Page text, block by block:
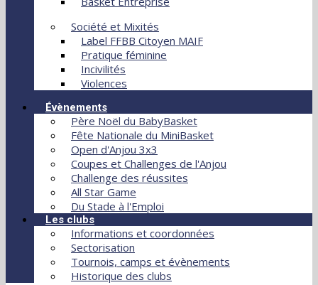
Société et Mixités
Label FFBB Citoyen MAIF
Pratique féminine
Incivilités
Violences
Évènements
Père Noël du BabyBasket
Fête Nationale du MiniBasket
Open d'Anjou 3x3
Coupes et Challenges de l'Anjou
Challenge des réussites
All Star Game
Du Stade à l'Emploi
Les clubs
Informations et coordonnées
Sectorisation
Tournois, camps et évènements
Historique des clubs